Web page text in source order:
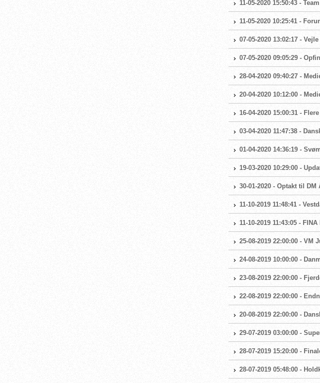
11-05-2020 15:50:43 -
11-05-2020 10:25:41 -
07-05-2020 13:02:17 -
07-05-2020 09:05:29 -
28-04-2020 09:40:27 -
20-04-2020 10:12:00 -
16-04-2020 15:00:31 -
03-04-2020 11:47:38 -
01-04-2020 14:36:19 -
19-03-2020 10:29:00 -
30-01-2020 - Optakt til
11-10-2019 11:48:41 -
11-10-2019 11:43:05 -
25-08-2019 22:00:00 -
24-08-2019 10:00:00 -
23-08-2019 22:00:00 -
22-08-2019 22:00:00 -
20-08-2019 22:00:00 -
29-07-2019 03:00:00 -
28-07-2019 15:20:00 -
28-07-2019 05:48:00 -